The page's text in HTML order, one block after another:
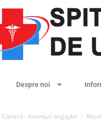
Despre noi
Carieră - Anunțuri angajări